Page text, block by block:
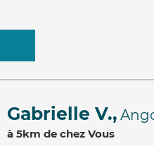
Gabrielle V.,
à 5km de chez Vous